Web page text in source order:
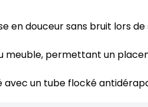
en douceur sans bruit lors de
permettant un
un tube flocké